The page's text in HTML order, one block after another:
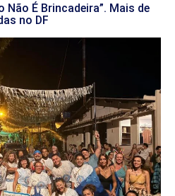
É Brincadeira”. Mais de
no DF